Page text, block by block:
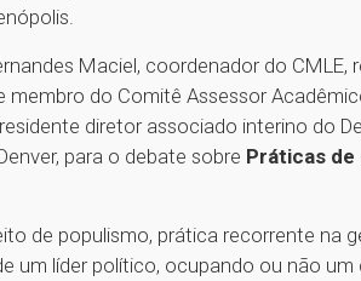
Maciel, coordenador do CMLE,
membro do Comitê Assessor
diretor associado interino do
para o debate sobre Práticas de
de populismo, prática recorrente na
um líder político, ocupando ou não